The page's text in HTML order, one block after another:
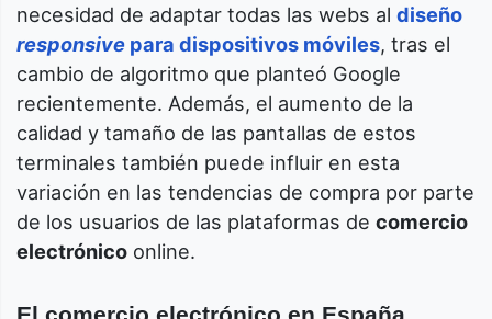
necesidad de adaptar todas las webs al diseño
responsive para dispositivos móviles, tras el
cambio de algoritmo que planteó Google
recientemente. Además, el aumento de la
calidad y tamaño de las pantallas de estos
terminales también puede influir en esta
variación en las tendencias de compra por parte
de los usuarios de las plataformas de comercio
electrónico online.